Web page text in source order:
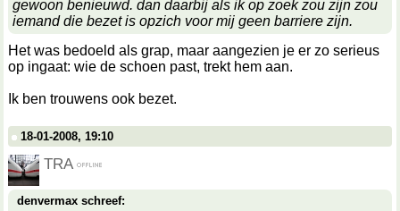
gewoon benieuwd. dan daarbij als ik op zoek zou zijn zou
iemand die bezet is opzich voor mij geen barriere zijn.
Het was bedoeld als grap, maar aangezien je er zo serieus
op ingaat: wie de schoen past, trekt hem aan.
Ik ben trouwens ook bezet.
18-01-2008, 19:10
TRA
denvermax schreef: